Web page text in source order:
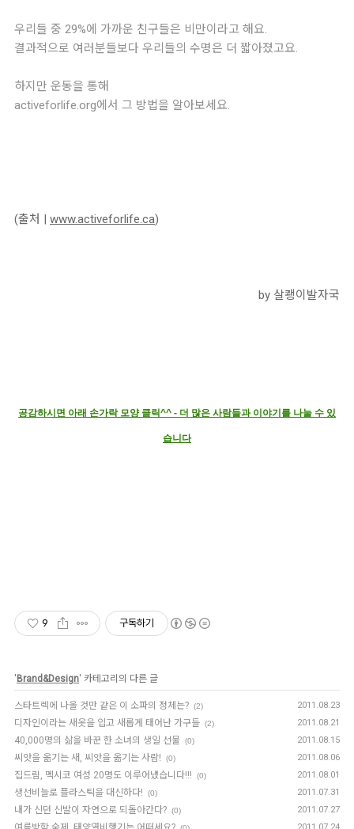
우리들 중 29%에 가까운 친구들은 비만이라고 해요.
결과적으로 여러분들보다 우리들의 수명은 더 짧아졌고요.
하지만 운동을 통해
activeforlife.org에서 그 방법을 알아보세요.
(출처 | www.activeforlife.ca)
by 살쾡이발자국
공감하시면 아래 손가락 모양 클릭^^ - 더 많은 사람들과 이야기를 나눌 수 있
습니다
9 구독하기
' Brand&Design' 카테고리의 다른 글
스타트렉에 나올 것만 같은 이 소파의 정체는? (2) 2011.08.23
디자인이라는 새옷을 입고 새롭게 태어난 가구들 (2) 2011.08.21
40,000명의 삶을 바꾼 한 소녀의 생일 선물 (0) 2011.08.15
씨앗을 옮기는 새, 씨앗을 옮기는 사람! (0) 2011.08.06
집드림, 멕시코 여성 20명도 이루어냈습니다!!! (0) 2011.08.01
생선비늘로 플라스틱을 대신하다! (0) 2011.07.31
내가 신던 신발이 자연으로 되돌아간다? (0) 2011.07.27